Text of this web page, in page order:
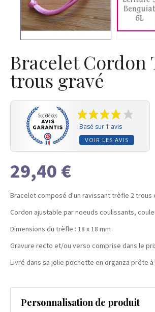
Bracelet Cordon
trous gravé
Basé sur 1 avis
VOIR LES AVIS
29,40 €
Bracelet composé d'un ravissant trèfle 2 trous
Cordon ajustable par noeuds coulissants,
Dimensions du trèfle : 18 x 18 mm
Gravure recto et/ou verso comprise dans le
Livré dans sa jolie pochette en organza prête
Personnalisation de produit